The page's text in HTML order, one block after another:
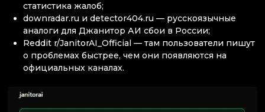
статистика жалоб;
downradar.ru и detector404.ru — русскоязычные
аналоги для Джанитор АИ сбои в России;
Reddit r/JanitorAI_Official — там пользователи пишут
о проблемах быстрее, чем они появляются на
официальных каналах.